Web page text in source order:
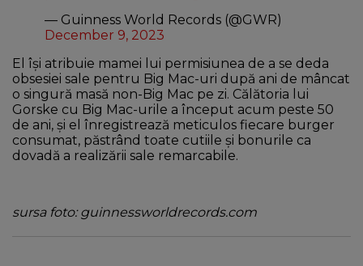
— Guinness World Records (@GWR)
December 9, 2023
El își atribuie mamei lui permisiunea de a se deda
obsesiei sale pentru Big Mac-uri după ani de mâncat
o singură masă non-Big Mac pe zi. Călătoria lui
Gorske cu Big Mac-urile a început acum peste 50
de ani, și el înregistrează meticulos fiecare burger
consumat, păstrând toate cutiile și bonurile ca
dovadă a realizării sale remarcabile.
sursa foto: guinnessworldrecords.com